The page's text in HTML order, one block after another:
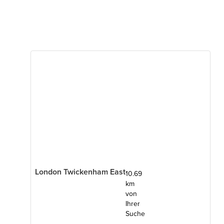
London Twickenham East10.69
km
von
Ihrer
Suche